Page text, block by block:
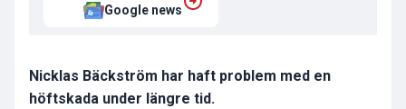
Google news
Nicklas Bäckström har haft problem med en
höftskada under längre tid.